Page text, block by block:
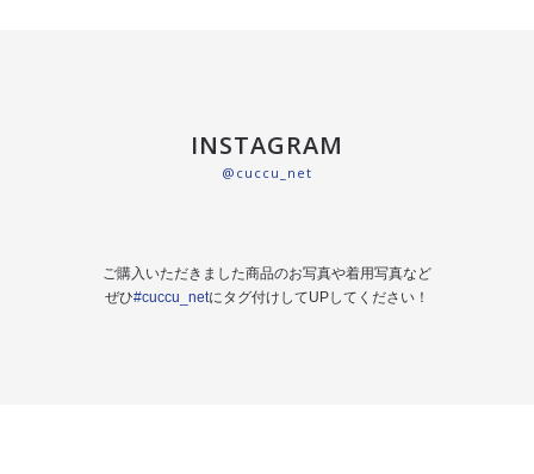
INSTAGRAM
@cuccu_net
ご購入いただきました商品のお写真や着用写真など
ぜひ#cuccu_netにタグ付けしてUPしてください！